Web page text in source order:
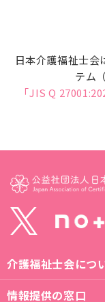
日本介護福祉士会
テム
「JIS Q
介護福祉士会につ
情報提供の窓口